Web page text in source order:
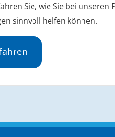
Sie, wie Sie bei unseren
sinnvoll helfen können.